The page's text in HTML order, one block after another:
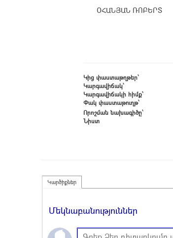
ՕՀԱՆՅԱՆ ՌՈԲԵՐՏ
Կից փաստաթղթեր՝
Կարգավիճակ՝
Կարգավիճակի հիմք՝
Փակ փաստաթուղթ՝
Որոշման նախագիծը՝
Նիստ
Կարծիքներ
Մեկնաբանություններ